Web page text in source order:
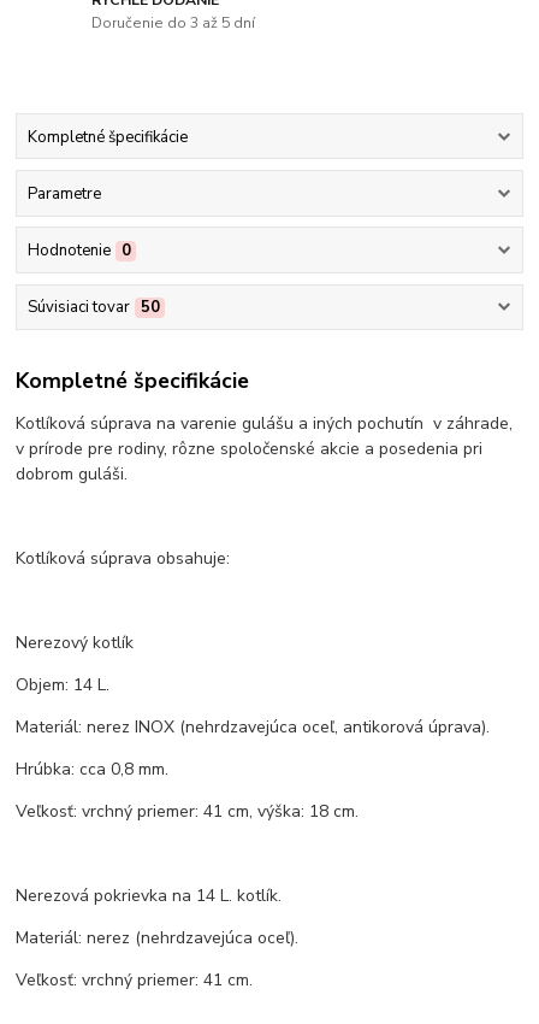
Doručenie do 3 až 5 dní
Kompletné špecifikácie
Parametre
Hodnotenie 0
Súvisiaci tovar 50
Kompletné špecifikácie
Kotlíková súprava na varenie gulášu a iných pochutín v záhrade,
v prírode pre rodiny, rôzne spoločenské akcie a posedenia pri
dobrom guláši.
Kotlíková súprava obsahuje:
Nerezový kotlík
Objem: 14 L.
Materiál: nerez INOX (nehrdzavejúca oceľ, antikorová úprava).
Hrúbka: cca 0,8 mm.
Veľkosť: vrchný priemer: 41 cm, výška: 18 cm.
Nerezová pokrievka na 14 L. kotlík.
Materiál: nerez (nehrdzavejúca oceľ).
Veľkosť: vrchný priemer: 41 cm.